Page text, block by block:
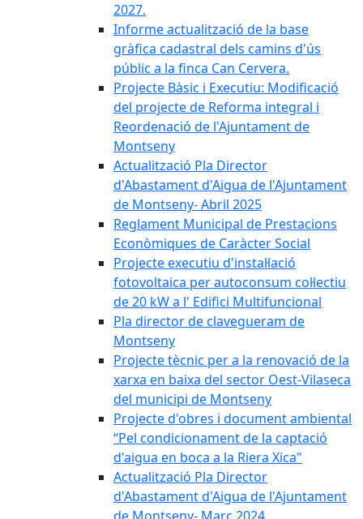
2027.
Informe actualització de la base
gràfica cadastral dels camins d'ús
públic a la finca Can Cervera.
Projecte Bàsic i Executiu: Modificació
del projecte de Reforma integral i
Reordenació de l'Ajuntament de
Montseny
Actualització Pla Director
d'Abastament d'Aigua de l'Ajuntament
de Montseny- Abril 2025
Reglament Municipal de Prestacions
Econòmiques de Caràcter Social
Projecte executiu d'instal·lació
fotovoltaica per autoconsum col·lectiu
de 20 kW a l' Edifici Multifuncional
Pla director de clavegueram de
Montseny
Projecte tècnic per a la renovació de la
xarxa en baixa del sector Oest-Vilaseca
del municipi de Montseny
Projecte d'obres i document ambiental
“Pel condicionament de la captació
d'aigua en boca a la Riera Xica"
Actualització Pla Director
d'Abastament d'Aigua de l'Ajuntament